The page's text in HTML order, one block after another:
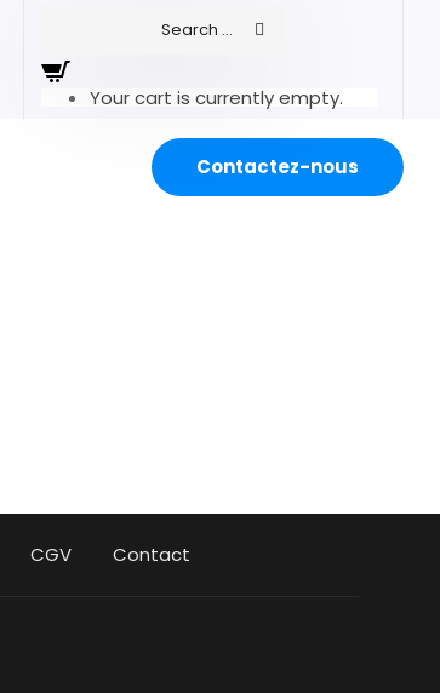
Your cart is currently empty.
Contactez-nous
CGV Contact